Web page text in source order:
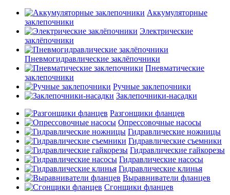
Аккумуляторные
заклепочники
Электрические
заклёпочники
Пневмогидравлические заклёпочники
Пневматические
заклепочники
Ручные заклепочники
Заклепочники-насадки
Разгонщики фланцев
Опрессовочные насосы
Гидравлические ножницы
Гидравлические съемники
Гидравлические гайкорезы
Гидравлические насосы
Гидравлические клинья
Выравниватели фланцев
Сгонщики фланцев